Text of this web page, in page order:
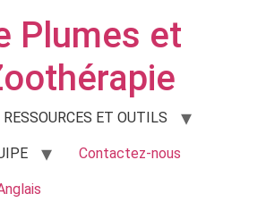
Plumes et
RESSOURCES ET OUTILS
Contactez-nous